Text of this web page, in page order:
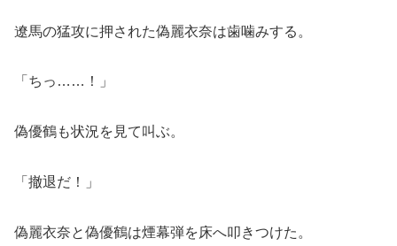
遼馬の猛攻に押された偽麗衣奈は歯噛みする。
「ちっ……！」
偽優鶴も状況を見て叫ぶ。
「撤退だ！」
偽麗衣奈と偽優鶴は煙幕弾を床へ叩きつけた。